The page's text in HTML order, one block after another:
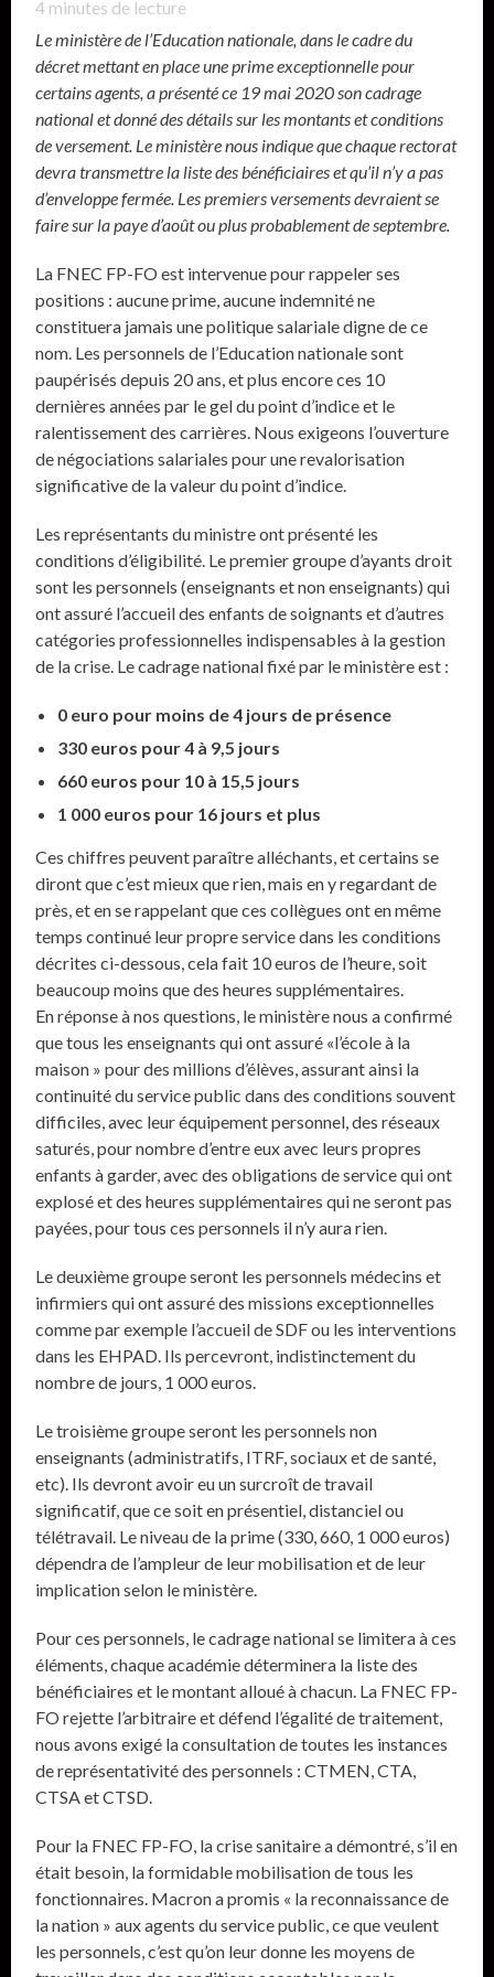
4 minutes de lecture
Le ministère de l’Education nationale, dans le cadre du
décret mettant en place une prime exceptionnelle pour
certains agents, a présenté ce 19 mai 2020 son cadrage
national et donné des détails sur les montants et conditions
de versement. Le ministère nous indique que chaque rectorat
devra transmettre la liste des bénéficiaires et qu’il n’y a pas
d’enveloppe fermée. Les premiers versements devraient se
faire sur la paye d’août ou plus probablement de septembre.
La FNEC FP-FO est intervenue pour rappeler ses
positions : aucune prime, aucune indemnité ne
constituera jamais une politique salariale digne de ce
nom. Les personnels de l’Education nationale sont
paupérisés depuis 20 ans, et plus encore ces 10
dernières années par le gel du point d’indice et le
ralentissement des carrières. Nous exigeons l’ouverture
de négociations salariales pour une revalorisation
significative de la valeur du point d’indice.
Les représentants du ministre ont présenté les
conditions d’éligibilité. Le premier groupe d’ayants droit
sont les personnels (enseignants et non enseignants) qui
ont assuré l’accueil des enfants de soignants et d’autres
catégories professionnelles indispensables à la gestion
de la crise. Le cadrage national fixé par le ministère est :
0 euro pour moins de 4 jours de présence
330 euros pour 4 à 9,5 jours
660 euros pour 10 à 15,5 jours
1 000 euros pour 16 jours et plus
Ces chiffres peuvent paraître alléchants, et certains se
diront que c’est mieux que rien, mais en y regardant de
près, et en se rappelant que ces collègues ont en même
temps continué leur propre service dans les conditions
décrites ci-dessous, cela fait 10 euros de l’heure, soit
beaucoup moins que des heures supplémentaires.
En réponse à nos questions, le ministère nous a confirmé
que tous les enseignants qui ont assuré «l’école à la
maison » pour des millions d’élèves, assurant ainsi la
continuité du service public dans des conditions souvent
difficiles, avec leur équipement personnel, des réseaux
saturés, pour nombre d’entre eux avec leurs propres
enfants à garder, avec des obligations de service qui ont
explosé et des heures supplémentaires qui ne seront pas
payées, pour tous ces personnels il n’y aura rien.
Le deuxième groupe seront les personnels médecins et
infirmiers qui ont assuré des missions exceptionnelles
comme par exemple l’accueil de SDF ou les interventions
dans les EHPAD. Ils percevront, indistinctement du
nombre de jours, 1 000 euros.
Le troisième groupe seront les personnels non
enseignants (administratifs, ITRF, sociaux et de santé,
etc). Ils devront avoir eu un surcroît de travail
significatif, que ce soit en présentiel, distanciel ou
télétravail. Le niveau de la prime (330, 660, 1 000 euros)
dépendra de l’ampleur de leur mobilisation et de leur
implication selon le ministère.
Pour ces personnels, le cadrage national se limitera à ces
éléments, chaque académie déterminera la liste des
bénéficiaires et le montant alloué à chacun. La FNEC FP-
FO rejette l’arbitraire et défend l’égalité de traitement,
nous avons exigé la consultation de toutes les instances
de représentativité des personnels : CTMEN, CTA,
CTSA et CTSD.
Pour la FNEC FP-FO, la crise sanitaire a démontré, s’il en
était besoin, la formidable mobilisation de tous les
fonctionnaires. Macron a promis « la reconnaissance de
la nation » aux agents du service public, ce que veulent
les personnels, c’est qu’on leur donne les moyens de